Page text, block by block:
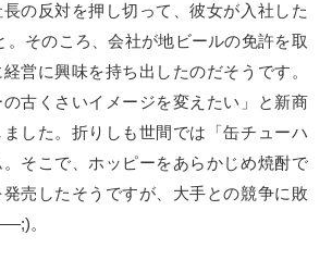
の反対を押し切って、彼女が入社した
。そのころ、会社が地ビールの免許を取
営に興味を持ち出したのだそうです。
古くさいイメージを変えたい」と新商
した。折りしも世間では「缶チューハ
そこで、ホッピーをあらかじめ焼酎で
売したそうですが、大手との競争に敗
。